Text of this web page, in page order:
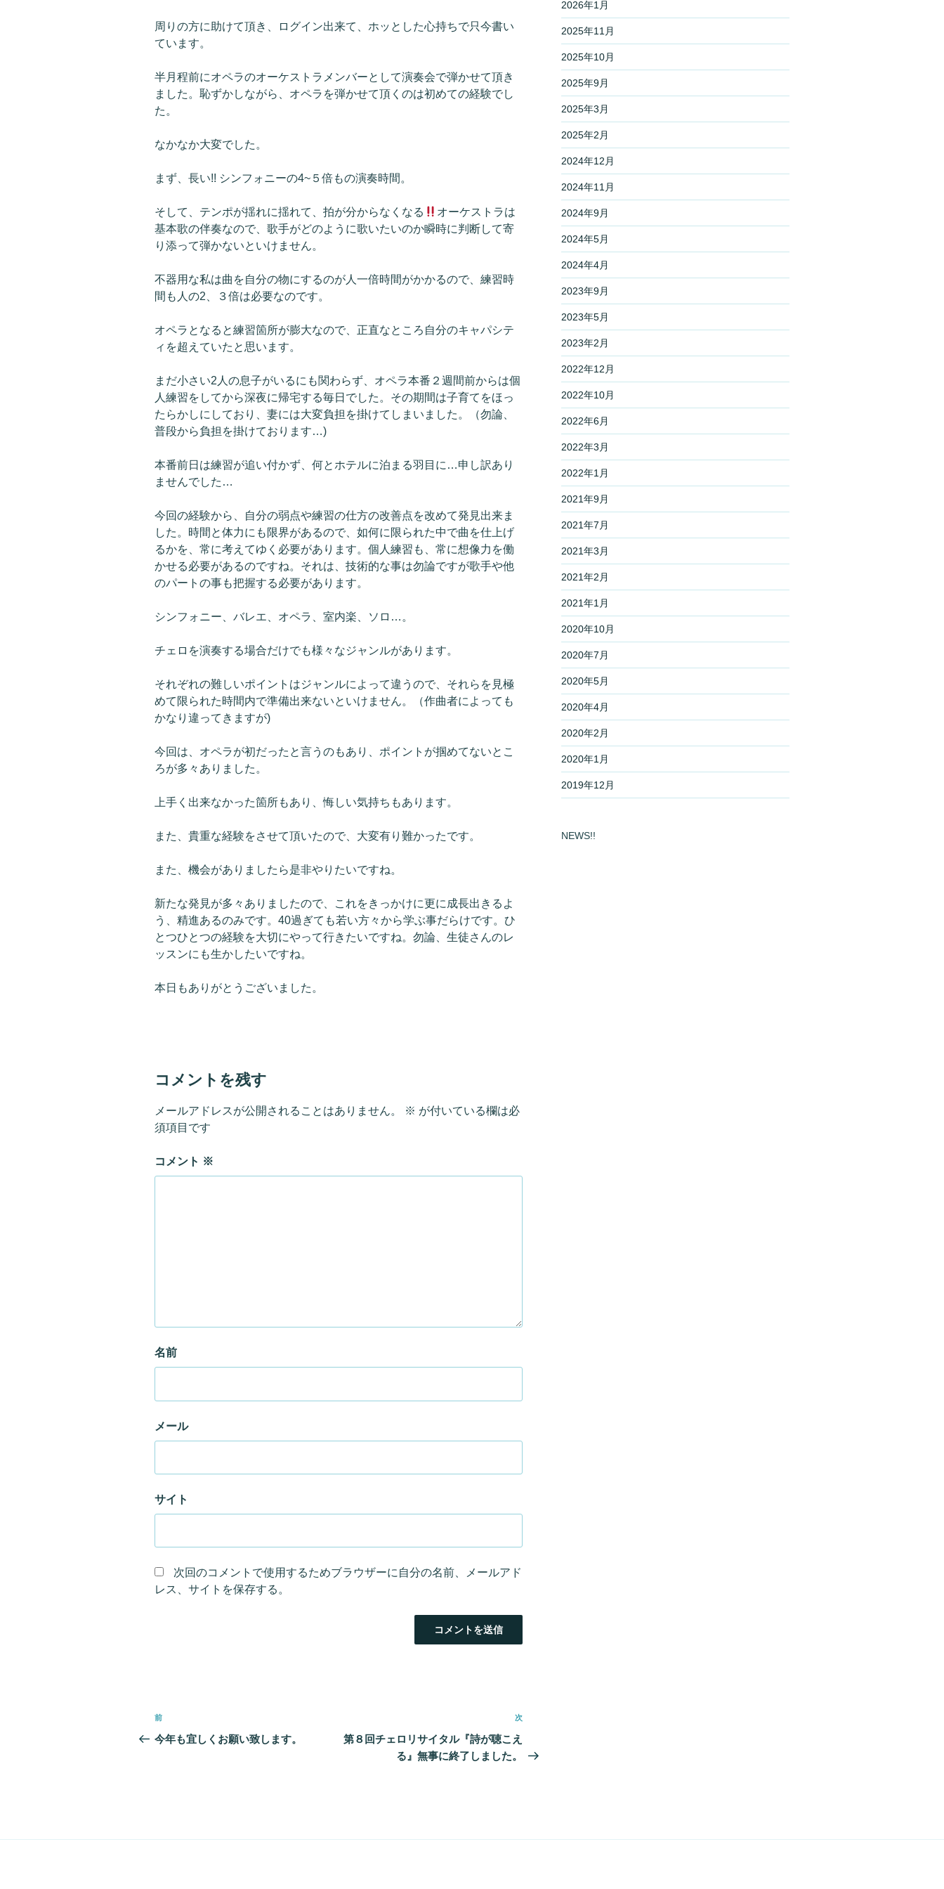
周りの方に助けて頂き、ログイン出来て、ホッとした心持ちで只今書い
ています。
半月程前にオペラのオーケストラメンバーとして演奏会で弾かせて頂き
ました。恥ずかしながら、オペラを弾かせて頂くのは初めての経験でし
た。
なかなか大変でした。
まず、長い!! シンフォニーの4~５倍もの演奏時間。
そして、テンポが揺れに揺れて、拍が分からなくなる
オーケストラは
基本歌の伴奏なので、歌手がどのように歌いたいのか瞬時に判断して寄
り添って弾かないといけません。
不器用な私は曲を自分の物にするのが人一倍時間がかかるので、練習時
間も人の2、３倍は必要なのです。
オペラとなると練習箇所が膨大なので、正直なところ自分のキャパシテ
ィを超えていたと思います。
まだ小さい2人の息子がいるにも関わらず、オペラ本番２週間前からは個
人練習をしてから深夜に帰宅する毎日でした。その期間は子育てをほっ
たらかしにしており、妻には大変負担を掛けてしまいました。（勿論、
普段から負担を掛けております…)
本番前日は練習が追い付かず、何とホテルに泊まる羽目に…申し訳あり
ませんでした…
今回の経験から、自分の弱点や練習の仕方の改善点を改めて発見出来ま
した。時間と体力にも限界があるので、如何に限られた中で曲を仕上げ
るかを、常に考えてゆく必要があります。個人練習も、常に想像力を働
かせる必要があるのですね。それは、技術的な事は勿論ですが歌手や他
のパートの事も把握する必要があります。
シンフォニー、バレエ、オペラ、室内楽、ソロ…。
チェロを演奏する場合だけでも様々なジャンルがあります。
それぞれの難しいポイントはジャンルによって違うので、それらを見極
めて限られた時間内で準備出来ないといけません。（作曲者によっても
かなり違ってきますが)
今回は、オペラが初だったと言うのもあり、ポイントが掴めてないとこ
ろが多々ありました。
上手く出来なかった箇所もあり、悔しい気持ちもあります。
また、貴重な経験をさせて頂いたので、大変有り難かったです。
また、機会がありましたら是非やりたいですね。
新たな発見が多々ありましたので、これをきっかけに更に成長出きるよ
う、精進あるのみです。40過ぎても若い方々から学ぶ事だらけです。ひ
とつひとつの経験を大切にやって行きたいですね。勿論、生徒さんのレ
ッスンにも生かしたいですね。
本日もありがとうございました。
コメントを残す
メールアドレスが公開されることはありません。 ※ が付いている欄は必
須項目です
コメント ※
名前
メール
サイト
次回のコメントで使用するためブラウザーに自分の名前、メールアド
レス、サイトを保存する。
投
稿
ー
前
の
前
今年も宜しくお願い致します。
次
投
次
第８回チェロリサイタル『詩が聴こえ
る』無事に終了しました。
2026年1月
2025年11月
2025年10月
2025年9月
2025年3月
2025年2月
2024年12月
2024年11月
2024年9月
2024年5月
2024年4月
2023年9月
2023年5月
2023年2月
2022年12月
2022年10月
2022年6月
2022年3月
2022年1月
2021年9月
2021年7月
2021年3月
2021年2月
2021年1月
2020年10月
2020年7月
2020年5月
2020年4月
2020年2月
2020年1月
2019年12月
NEWS!!